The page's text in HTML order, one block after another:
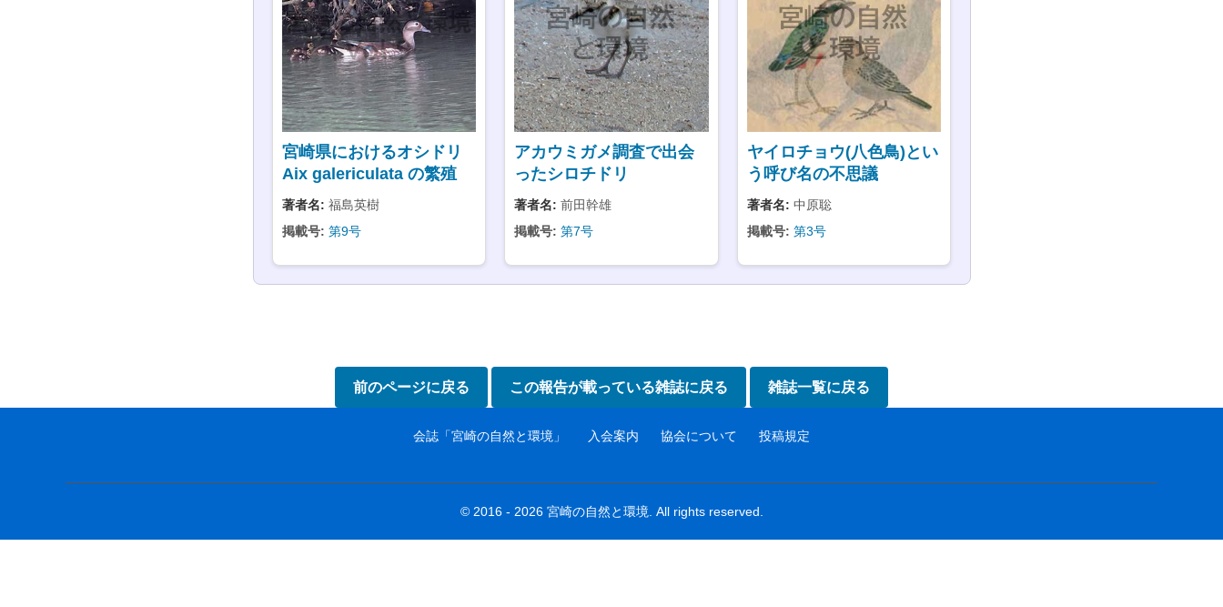
宮崎県におけるオシドリ
Aix galericulata の繁殖
著者名: 福島英樹
掲載号: 第9号
アカウミガメ調査で出会
ったシロチドリ
著者名: 前田幹雄
掲載号: 第7号
ヤイロチョウ(八色鳥)とい
う呼び名の不思議
著者名: 中原聡
掲載号: 第3号
前のページに戻る この報告が載っている雑誌に戻る 雑誌一覧に戻る
会誌「宮崎の自然と環境」 入会案内 協会について 投稿規定
© 2016 - 2026 宮崎の自然と環境. All rights reserved.